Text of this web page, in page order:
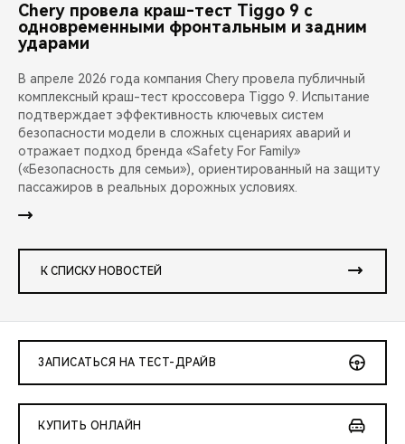
Chery провела краш-тест Tiggo 9 с
одновременными фронтальным и задним
ударами
В апреле 2026 года компания Chery провела публичный
комплексный краш-тест кроссовера Tiggo 9. Испытание
подтверждает эффективность ключевых систем
безопасности модели в сложных сценариях аварий и
отражает подход бренда «Safety For Family»
(«Безопасность для семьи»), ориентированный на защиту
пассажиров в реальных дорожных условиях.
К СПИСКУ НОВОСТЕЙ
ЗАПИСАТЬСЯ НА ТЕСТ-ДРАЙВ
КУПИТЬ ОНЛАЙН